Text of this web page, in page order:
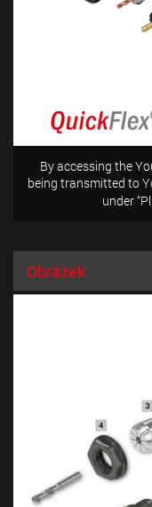
By accessing the
being transmitted to
under
Obrázek